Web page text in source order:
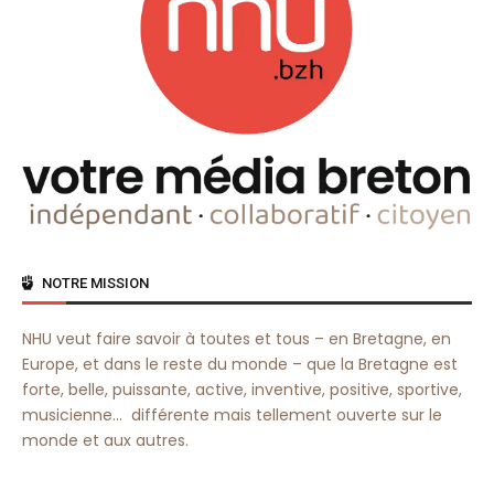
NOTRE MISSION
NHU veut faire savoir à toutes et tous – en Bretagne, en
Europe, et dans le reste du monde – que la Bretagne est
forte, belle, puissante, active, inventive, positive, sportive,
musicienne… différente mais tellement ouverte sur le
monde et aux autres.